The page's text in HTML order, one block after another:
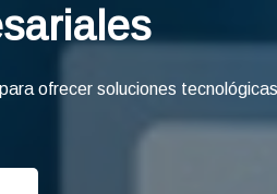
ofrecer soluciones